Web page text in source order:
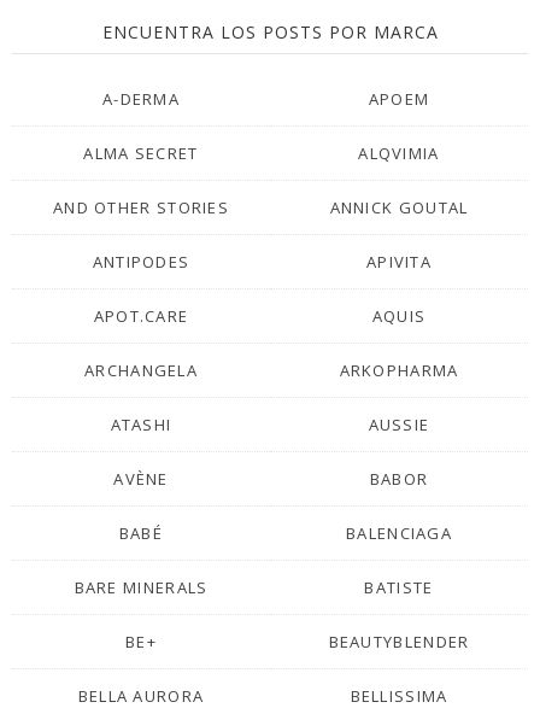
ENCUENTRA LOS POSTS POR MARCA
A-DERMA APOEM
ALMA SECRET ALQVIMIA
AND OTHER STORIES ANNICK GOUTAL
ANTIPODES APIVITA
APOT.CARE AQUIS
ARCHANGELA ARKOPHARMA
ATASHI AUSSIE
AVÈNE BABOR
BABÉ BALENCIAGA
BARE MINERALS BATISTE
BE+ BEAUTYBLENDER
BELLA AURORA BELLISSIMA